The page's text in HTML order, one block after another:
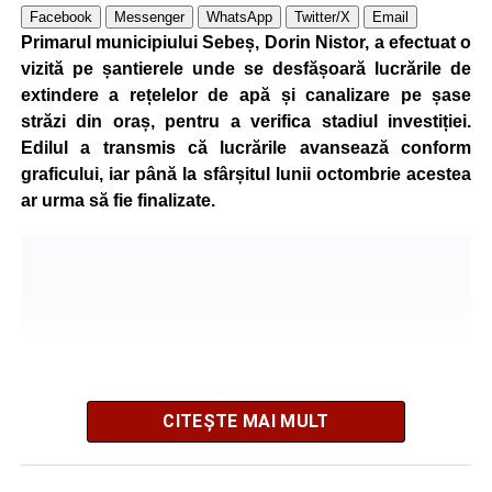
vizibilitatea pe străzile municipiului va fi menținută la un
nivel corespunzător.
Administrația locală subliniază că decizia are caracter
temporar și este adoptată în contextul actualei situații
energetice din România, în condițiile în care autoritățile
centrale au cerut instituțiilor publice să adopte măsuri
pentru reducerea cheltuielilor și a consumului de energie,
Lista străzilor pe care se aplică
noile setări ale programului de
Facebook Messenger WhatsApp Twitter/X Email
Primarul municipiului Sebeș, Dorin Nistor, a efectuat o
vizită pe șantierele unde se desfășoară lucrările de
extindere a rețelelor de apă și canalizare pe șase
străzi din oraș, pentru a verifica stadiul investiției.
Edilul a transmis că lucrările avansează conform
graficului, iar până la sfârșitul lunii octombrie acestea
ar urma să fie finalizate.
CITEȘTE MAI MULT